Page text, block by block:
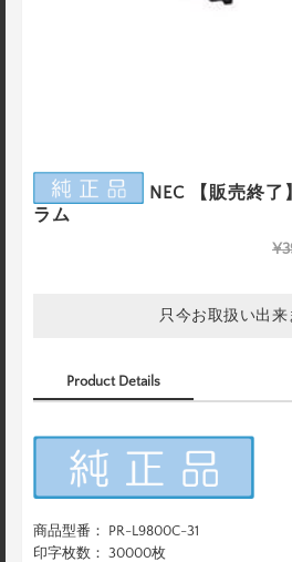
NEC 【販売終
ラム
只今お取扱い出来
Product Details
商品型番： PR-L9800C-31
印字枚数： 30000枚